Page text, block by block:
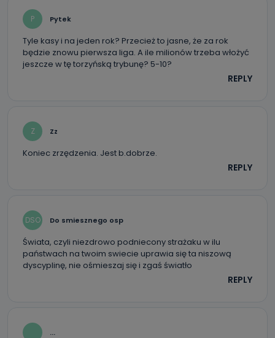
P Pytek
Tyle kasy i na jeden rok? Przecież to jasne, że za rok
będzie znowu pierwsza liga. A ile milionów trzeba włożyć
jeszcze w tę torzyńską trybunę? 5-10?
REPLY
Z Zz
Koniec zrzędzenia. Jest b.dobrze.
REPLY
DSO Do smiesznego osp
Świata, czyli niezdrowo podniecony strażaku w ilu
państwach na twoim swiecie uprawia się ta niszową
dyscyplinę, nie ośmieszaj się i zgaś światło
REPLY
...